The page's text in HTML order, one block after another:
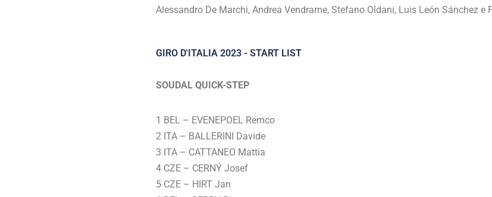
Alessandro De Marchi, Andrea Vendrame, Stefano Oldani, Luis León Sánchez e
GIRO D'ITALIA 2023 - START LIST
SOUDAL QUICK-STEP
1 BEL – EVENEPOEL Remco
2 ITA – BALLERINI Davide
3 ITA – CATTANEO Mattia
4 CZE – CERNÝ Josef
5 CZE – HIRT Jan